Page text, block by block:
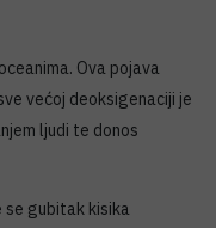
Ova pojava
većoj deoksigenaciji je
ljudi te donos
se gubitak kisika